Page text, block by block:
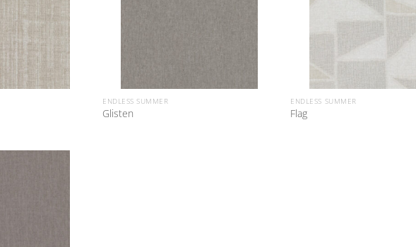
ENDLESS SUMMER
Glisten
ENDLESS SUMMER
Flag